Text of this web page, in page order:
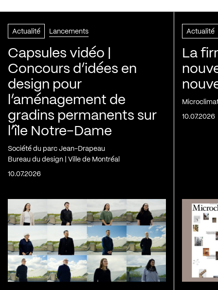
Actualité Lancements
Capsules vidéo |
Concours d’idées en
design pour
l’aménagement de
gradins permanents sur
l’île Notre-Dame
Société du parc Jean-Drapeau
Bureau du design | Ville de Montréal
10.07.2026
Actualité
La
10.07.2026